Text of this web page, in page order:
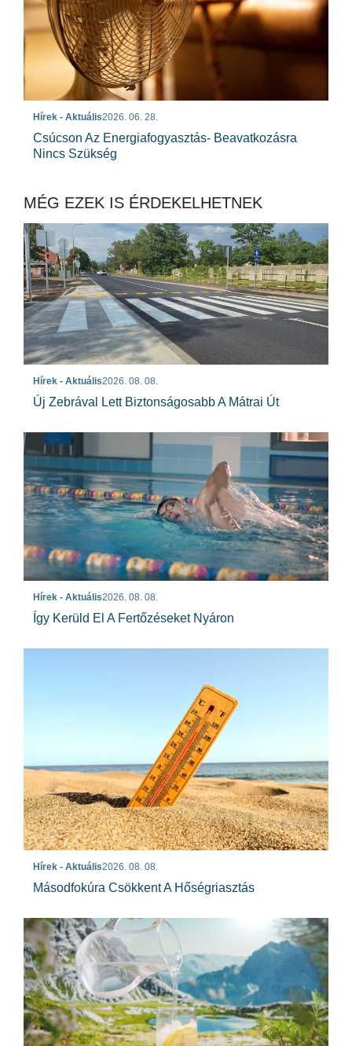
Hírek - Aktuális2026. 06. 28.
Csúcson Az Energiafogyasztás- Beavatkozásra
Nincs Szükség
MÉG EZEK IS ÉRDEKELHETNEK
Hírek - Aktuális2026. 08. 08.
Új Zebrával Lett Biztonságosabb A Mátrai Út
Hírek - Aktuális2026. 08. 08.
Így Kerüld El A Fertőzéseket Nyáron
Hírek - Aktuális2026. 08. 08.
Másodfokúra Csökkent A Hőségriasztás